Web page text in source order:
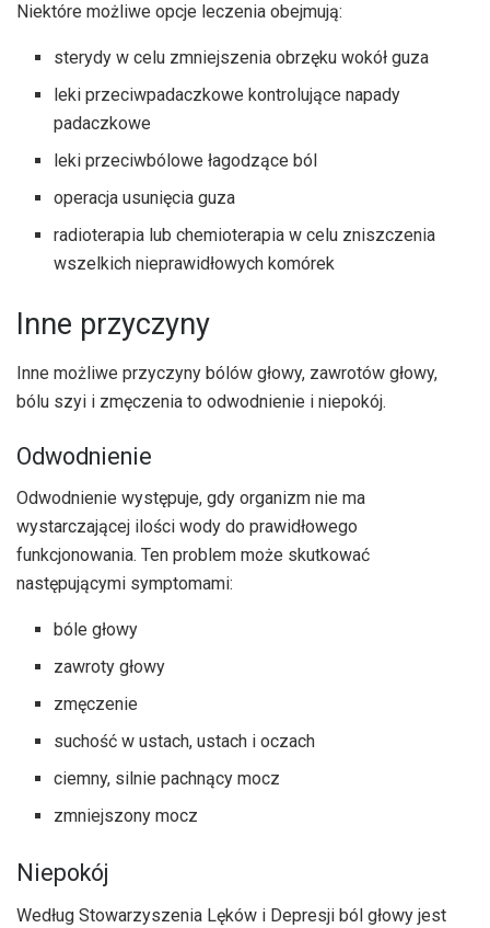
Niektóre możliwe opcje leczenia obejmują:
sterydy w celu zmniejszenia obrzęku wokół guza
leki przeciwpadaczkowe kontrolujące napady
padaczkowe
leki przeciwbólowe łagodzące ból
operacja usunięcia guza
radioterapia lub chemioterapia w celu zniszczenia
wszelkich nieprawidłowych komórek
Inne przyczyny
Inne możliwe przyczyny bólów głowy, zawrotów głowy,
bólu szyi i zmęczenia to odwodnienie i niepokój.
Odwodnienie
Odwodnienie występuje, gdy organizm nie ma
wystarczającej ilości wody do prawidłowego
funkcjonowania. Ten problem może skutkować
następującymi symptomami:
bóle głowy
zawroty głowy
zmęczenie
suchość w ustach, ustach i oczach
ciemny, silnie pachnący mocz
zmniejszony mocz
Niepokój
Według Stowarzyszenia Lęków i Depresji ból głowy jest